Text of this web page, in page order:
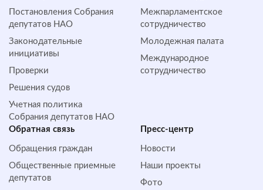
Постановления Собрания
депутатов НАО
Законодательные
инициативы
Проверки
Решения судов
Учетная политика
Собрания депутатов НАО
Межпарламентское
сотрудничество
Молодежная палата
Международное
сотрудничество
Обратная cвязь
Обращения граждан
Общественные приемные
депутатов
Пресс-центр
Новости
Наши проекты
Фото